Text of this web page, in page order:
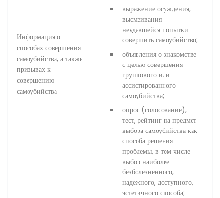
Информация о
способах совершения
самоубийства, а также
призывах к
совершению
самоубийства
выражение осуждения,
высмеивания
неудавшейся попытки
совершить самоубийство;
объявления о знакомстве
с целью совершения
группового или
ассистированного
самоубийства;
опрос (голосование),
тест, рейтинг на предмет
выбора самоубийства как
способа решения
проблемы, в том числе
выбор наиболее
безболезненного,
надежного, доступного,
эстетичного способа;